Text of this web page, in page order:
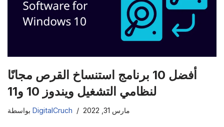
أفضل 10 برنامج استنساخ القرص مجانًا
لنظامي التشغيل ويندوز 10 و11
DigitalCruch مارس 31, 2022